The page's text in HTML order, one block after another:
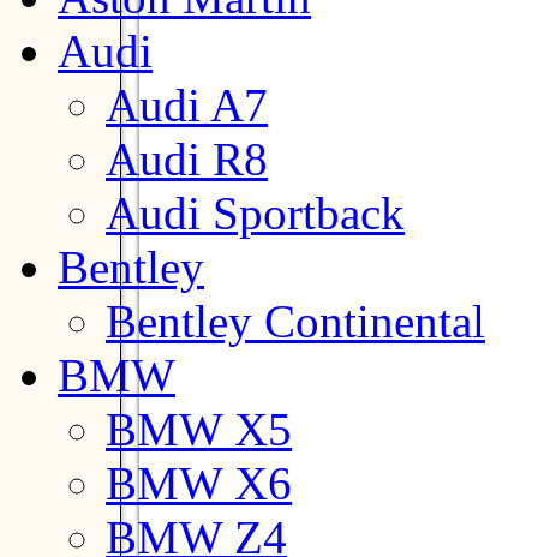
Audi
Audi A7
Audi R8
Audi Sportback
Bentley
Bentley Continental
BMW
BMW X5
BMW X6
BMW Z4